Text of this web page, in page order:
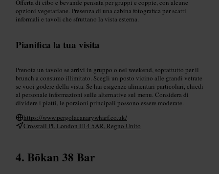
Offerta di cibo e bevande pensata per gruppi e coppie, con alcune
opzioni vegetariane. Presenza di una cabina fotografica per scatti
informali e tavoli che sfruttano la vista esterna.
Pianifica la tua visita
Prenota un tavolo se arrivi in gruppo o nel weekend, soprattutto per il
brunch a consumo illimitato. Scegli un posto vicino alle grandi vetrate
se vuoi godere della vista. Se hai esigenze alimentari particolari, chiedi
al personale informazioni sulle alternative sul menu. Considera di
dividere i piatti, le porzioni principali possono essere moderate.
https://www.pergolacanarywharf.co.uk/
Crossrail Pl, London E14 5AR, Regno Unito
Bōkan 38 Bar